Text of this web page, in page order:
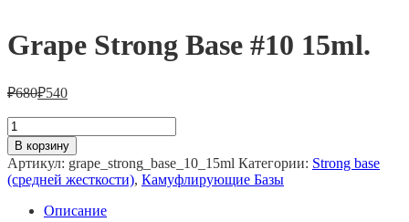
Grape Strong Base #10 15ml.
₽680₽540
Количество
товара
Grape
Strong
Base
В корзину
Артикул: grape_strong_base_10_15ml Категории: Strong base
(средней жесткости), Камуфлирующие Базы
Описание